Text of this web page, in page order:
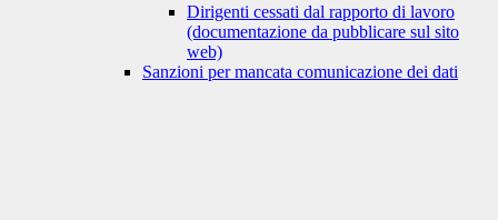
Dirigenti cessati dal rapporto di lavoro
(documentazione da pubblicare sul sito
web)
Sanzioni per mancata comunicazione dei dati